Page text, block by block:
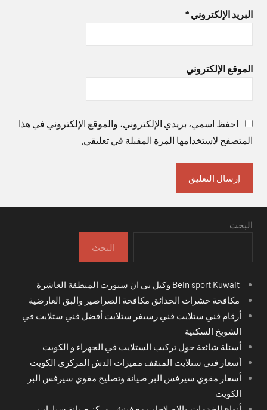
البريد الإلكتروني *
الموقع الإلكتروني
احفظ اسمي، بريدي الإلكتروني، والموقع الإلكتروني في هذا
المتصفح لاستخدامها المرة المقبلة في تعليقي.
البحث
البحث
مكافحة حشرات الحدائق مكافحة الصراصير والبق العارضية
أرقام فني ستلايت فني رسيفر ستلايت أفضل فني ستلايت في
الشويخ السكنية
أسئلة شائعة حول تركيب الستلايت في الجهراء و الكويت
أسعار فني ستلايت المنقف مميزات الدش المركزي الكويت
أسعار مقوي سيرفس البر صيانة وتصليح مقوي سيرفس البر
الكويت